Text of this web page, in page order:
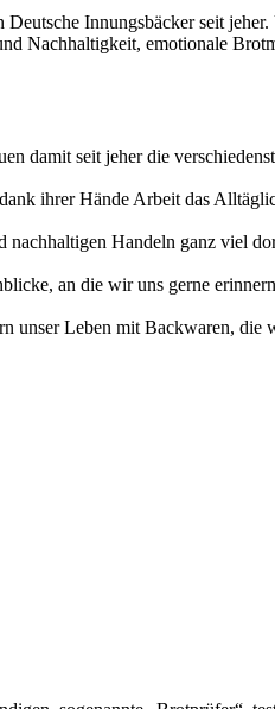
Innungsbäcker seit
Nachhaltigkeit, emotionale
damit seit jeher die
ihrer Hände Arbeit das
Handeln ganz viel
an die wir uns gerne
Leben mit Backwaren, die